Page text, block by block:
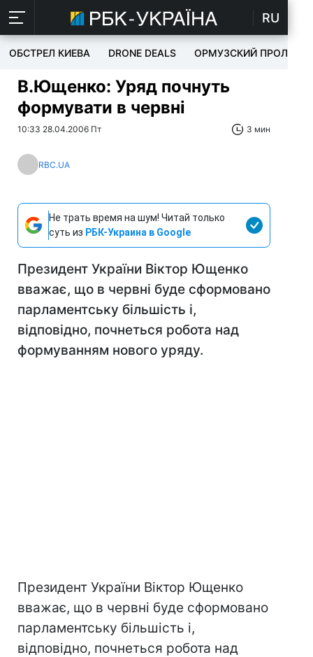
RU
ОБСТРЕЛ КИЕВА DRONE DEALS ОРМУЗСКИЙ ПРОЛИВ
В.Ющенко: Уряд почнуть
формувати в червні
10:33 28.04.2006 Пт 3 мин
RBC.UA
Не трать время на шум! Читай только
суть из РБК-Украина в Google
Президент України Віктор Ющенко
вважає, що в червні буде сформовано
парламентську більшість і,
відповідно, почнеться робота над
формуванням нового уряду.
Президент України Віктор Ющенко
вважає, що в червні буде сформовано
парламентську більшість і,
відповідно, почнеться робота над